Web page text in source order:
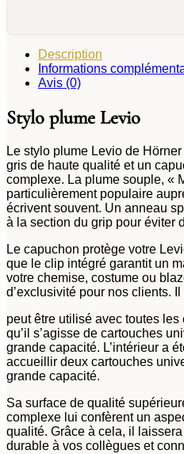
Votre texte
Description
Informations
Avis (0)
Stylo plume Levio
Le stylo plume Levio de
gris de haute qualité et un
complexe. La plume souple, «
particulièrement populaire
écrivent souvent. Un anneau
à la section du grip pour éviter
Le capuchon protège votre
que le clip intégré garantit un
votre chemise, costume ou
d’exclusivité pour nos clients. Il
peut être utilisé avec toutes les
qu’il s’agisse de cartouches
grande capacité. L’intérieur a
accueillir deux cartouches
grande capacité.
Sa surface de qualité
complexe lui confèrent un
qualité. Grâce à cela, il
durable à vos collègues et